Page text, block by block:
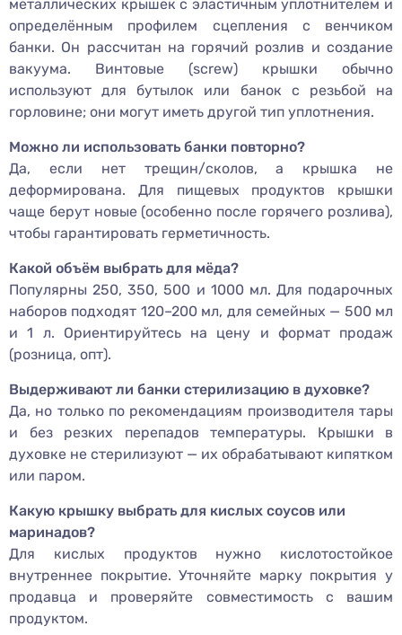
металлических крышек с эластичным уплотнителем и
определённым профилем сцепления с венчиком
банки. Он рассчитан на горячий розлив и создание
вакуума. Винтовые (screw) крышки обычно
используют для бутылок или банок с резьбой на
горловине; они могут иметь другой тип уплотнения.
Можно ли использовать банки повторно?
Да, если нет трещин/сколов, а крышка не
деформирована. Для пищевых продуктов крышки
чаще берут новые (особенно после горячего розлива),
чтобы гарантировать герметичность.
Какой объём выбрать для мёда?
Популярны 250, 350, 500 и 1000 мл. Для подарочных
наборов подходят 120–200 мл, для семейных — 500 мл
и 1 л. Ориентируйтесь на цену и формат продаж
(розница, опт).
Выдерживают ли банки стерилизацию в духовке?
Да, но только по рекомендациям производителя тары
и без резких перепадов температуры. Крышки в
духовке не стерилизуют — их обрабатывают кипятком
или паром.
Какую крышку выбрать для кислых соусов или
маринадов?
Для кислых продуктов нужно кислотостойкое
внутреннее покрытие. Уточняйте марку покрытия у
продавца и проверяйте совместимость с вашим
продуктом.